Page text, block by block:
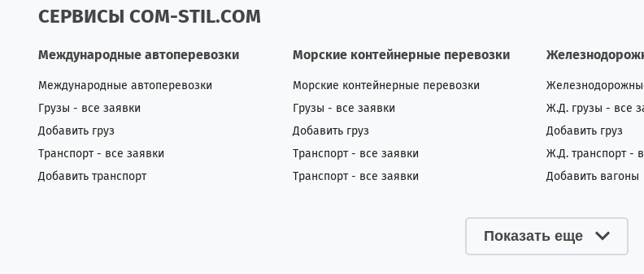
СЕРВИСЫ COM-STIL.COM
Международные автоперевозки
Международные автоперевозки
Грузы - все заявки
Добавить груз
Транспорт - все заявки
Добавить транспорт
Морские контейнерные перевозки
Морские контейнерные перевозки
Грузы - все заявки
Добавить груз
Транспорт - все заявки
Транспорт - все заявки
Ж.Д. грузы - все
Добавить груз
Ж.Д. транспорт -
Добавить вагоны
Показать еще